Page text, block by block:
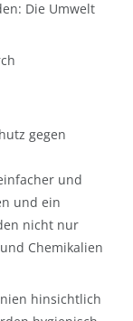
Die Umwelt
gegen
und
und ein
nicht nur
Chemikalien
hinsichtlich